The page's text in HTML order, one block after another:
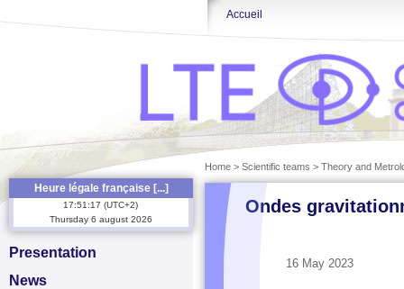
Accueil
Heure légale française [...]
17:51 :17 (UTC+2)
Thursday 6 august 2026
Presentation
News
Home > Scientific teams > Theory and
Ondes
16 May 2023